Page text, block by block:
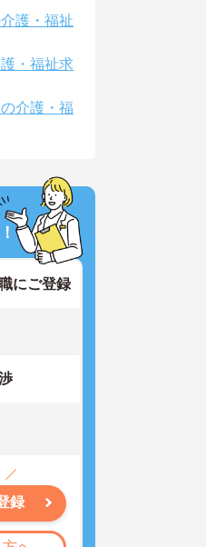
護・福祉
・福祉求
介護・福
にご登録
録